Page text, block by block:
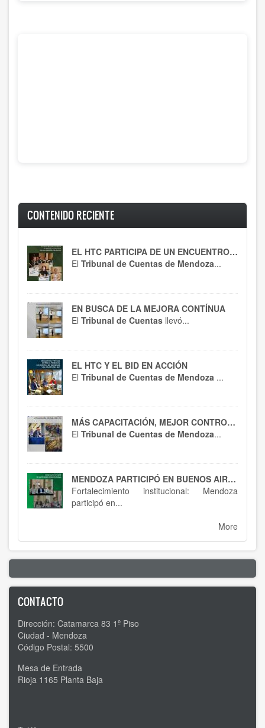
CONTENIDO RECIENTE
EL HTC PARTICIPA DE UN ENCUENTRO CLAVE
El Tribunal de Cuentas de Mendoza...
EN BUSCA DE LA MEJORA CONTÍNUA
El Tribunal de Cuentas llevó...
EL HTC Y EL BID EN ACCIÓN
El Tribunal de Cuentas de Mendoza ...
MÁS CAPACITACIÓN, MEJOR CONTROL : EL HTC SE ACTUALIZA EN RT 54
El Tribunal de Cuentas de Mendoza...
MENDOZA PARTICIPÓ EN BUENOS AIRES : SPTCRA
Fortalecimiento institucional: Mendoza
participó en...
More
CONTACTO
Dirección: Catamarca 83 1º Piso
Ciudad - Mendoza
Código Postal: 5500
Mesa de Entrada
Rioja 1165 Planta Baja